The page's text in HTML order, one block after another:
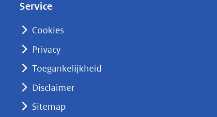
nieuw
naar
Service
Cookies
Privacy
Toegankelijkheid
Disclaimer
Sitemap